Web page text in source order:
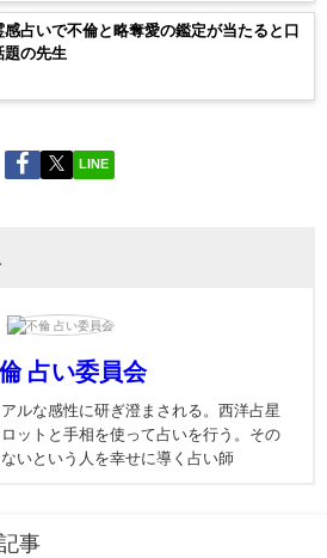
感占いで不倫と略奪愛の鑑定が当たると口
題の先生
LINE
占い委員会
ルな感性に研ぎ澄まされる。西洋占星
ットと手相を使って占いを行う。その
いという人を幸せに導く占い師
事